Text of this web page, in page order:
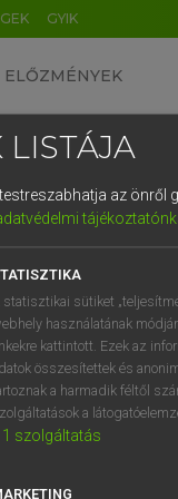
GYIK
ELŐZMÉNYEK
VAN
megtekintéséhez.
LISTÁJA
az önről
statisztikai sütiket
használatának
kattintott. Ezek az
összesítettek és
a harmadik féltől
a
1 szolgáltatás
DE CN FR ES IT NL
1 2 3
q w e
a s d
í y x